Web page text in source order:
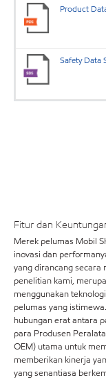
Product
Safety Data
Fitur dan
Merek pelumas Mobil
inovasi dan
yang dirancang
penelitian kami,
menggunakan
pelumas yang
hubungan erat antara
para Produsen
OEM) utama untuk
memberikan kinerja
yang senantiasa